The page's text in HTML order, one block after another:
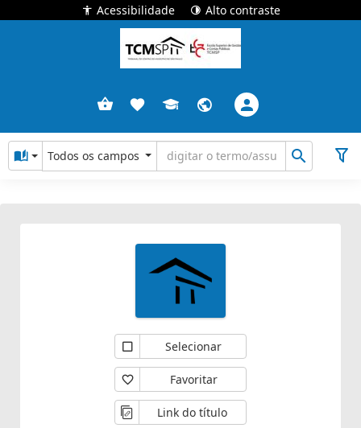
Acessibilidade Alto contraste
Todos os campos
Selecionar
Favoritar
Link do título